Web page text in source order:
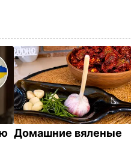
Домашние вяленые